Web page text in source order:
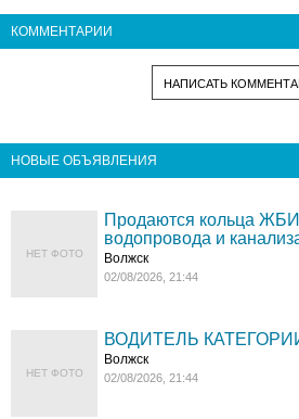
КОММЕНТАРИИ
НАПИСАТЬ
НОВЫЕ ОБЪЯВЛЕНИЯ
НЕТ ФОТО
Продаются кольца
водопровода и
Волжск
02/08/2026, 21:44
НЕТ ФОТО
ВОДИТЕЛЬ
Волжск
02/08/2026, 21:44